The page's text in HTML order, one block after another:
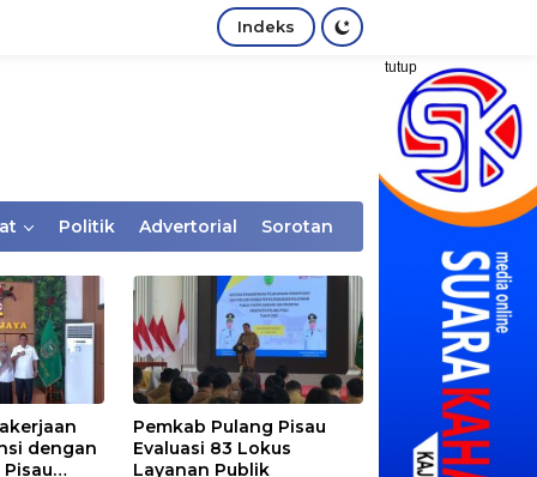
Indeks
tutup
Politik Advertorial Sorotan
dengan
Pemkab Pulang Pisau
Evaluasi 83 Lokus
Layanan Publik